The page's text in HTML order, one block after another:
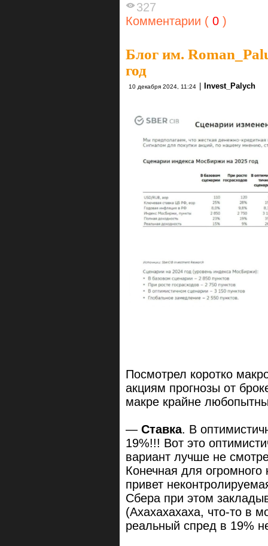
327
Комментарии ( 0 )
Блог им.
год
10 декабря 2024, 11:24 Invest_Palych
Посмотрел коротко
акциям прогнозы от
макре крайне
— Ставка. В
19%!!! Вот это
вариант лучше не
Конечная для огромного
привет
Сбера при этом
(Ахахахахаха, что-то в
реальный спред в 19%